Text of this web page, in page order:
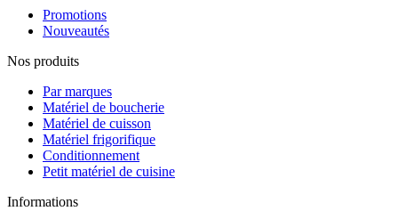
Promotions
Nouveautés
Nos produits
Par marques
Matériel de boucherie
Matériel de cuisson
Matériel frigorifique
Conditionnement
Petit matériel de cuisine
Informations